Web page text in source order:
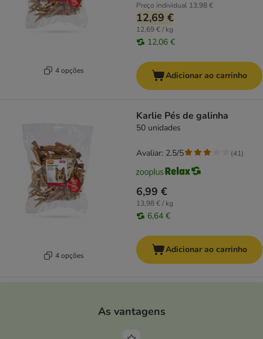
4 opções
Preço individual 13,98 €
12,69 €
12,69 € / kg
12,06 €
Adicionar ao carrinho
4 opções
Karlie Pés de galinha
50 unidades
6,99 €
13,98 € / kg
6,64 €
Avaliar: 2.5/5 (41)
Adicionar ao carrinho
As vantagens